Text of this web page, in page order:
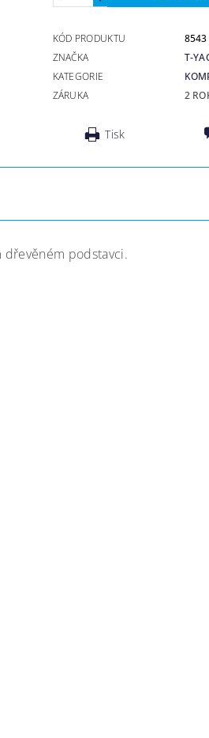
KÓD PRODUKTU
8543
ZNAČKA
T-
KATEGORIE
ZÁRUKA
2
Tisk
podstavci.